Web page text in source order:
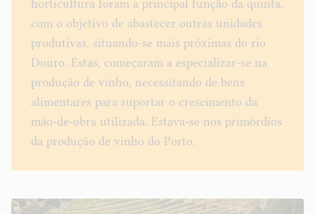
horticultura foram a principal função da quinta,
com o objetivo de abastecer outras unidades
produtivas, situando-se mais próximas do rio
Douro. Estas, começaram a especializar-se na
produção de vinho, necessitando de bens
alimentares para suportar o crescimento da
mão-de-obra utilizada. Estava-se nos primórdios
da produção de vinho do Porto.